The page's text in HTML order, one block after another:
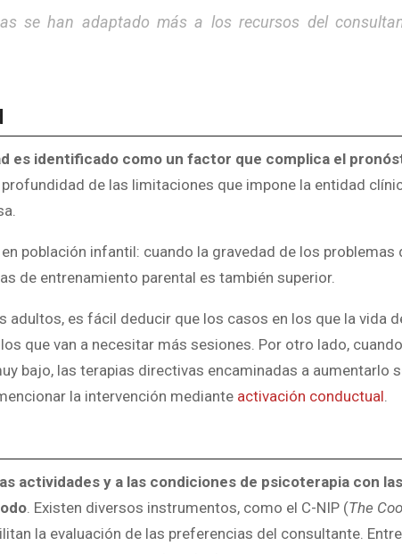
se han adaptado más a los recursos del
es identificado como un factor que complica el
profundidad de las limitaciones que impone la entidad
población infantil: cuando la gravedad de los problemas
de entrenamiento parental es también superior.
adultos, es fácil deducir que los casos en los que la vida
que van a necesitar más sesiones. Por otro lado,
bajo, las terapias directivas encaminadas a aumentarlo
la intervención mediante activación conductual
actividades y a las condiciones de psicoterapia con
. Existen diversos instrumentos, como el C-NIP (The
la evaluación de las preferencias del consultante.